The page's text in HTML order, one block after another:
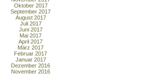
Oktober 2017
September 2017
August 2017
Juli 2017
Juni 2017
Mai 2017
April 2017
März 2017
Februar 2017
Januar 2017
Dezember 2016
November 2016